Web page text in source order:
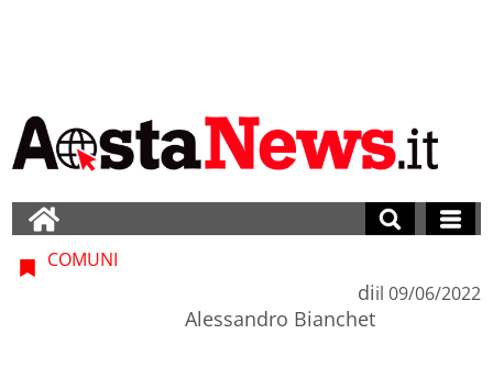
COMUNI
di
Alessandro Bianchet
il 09/06/2022